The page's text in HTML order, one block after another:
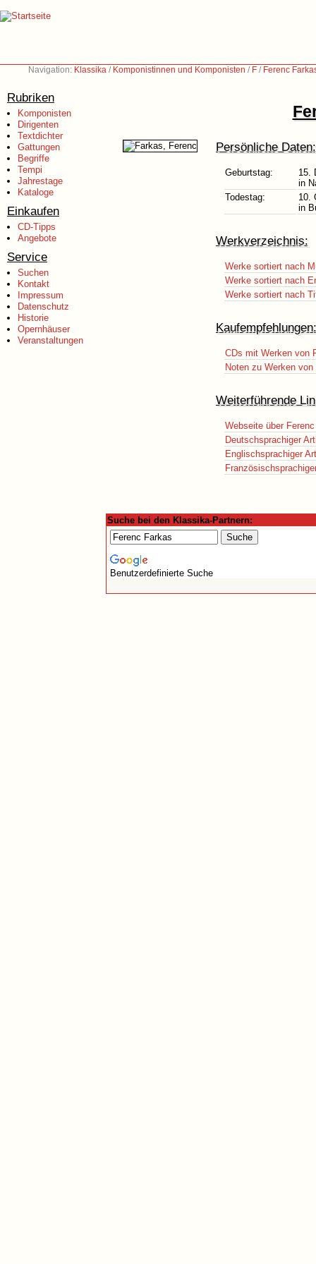
Navigation: Klassika / Komponistinnen und Komponisten / F / Ferenc
Rubriken
Komponisten
Dirigenten
Textdichter
Gattungen
Begriffe
Tempi
Jahrestage
Kataloge
Einkaufen
CD-Tipps
Angebote
Service
Suchen
Kontakt
Impressum
Datenschutz
Historie
Opernhäuser
Veranstaltungen
Persönliche Daten:
Geburtstag:
15.
in
Todestag:
10.
in
Werkverzeichnis:
Werke sortiert nach
Werke sortiert nach
Werke sortiert nach
Kaufempfehlungen:
CDs mit Werken von
Noten zu Werken
Weiterführende
Webseite über
Deutschsprachiger
Englischsprachiger
Suche bei den Klassika-Partnern:
Benutzerdefinierte Suche